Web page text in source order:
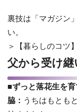
裏技は「マガジン
い。
＞【暮らしのコツ
父から受け
■ずっと落花生を育
脇： うちはもとも